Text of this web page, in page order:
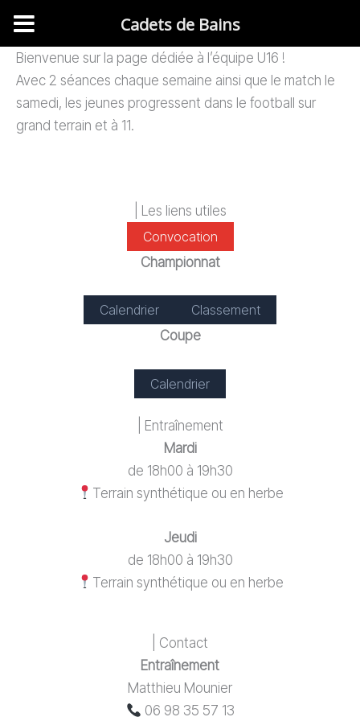
Aller
contenu
Bienvenue sur la page dédiée à l’équipe U16 !
Avec 2 séances chaque semaine ainsi que le match le
samedi, les jeunes progressent dans le football sur
grand terrain et à 11.
| Les liens utiles
Convocation
Championnat
Calendrier
Classement
Coupe
Calendrier
| Entraînement
Mardi
de 18h00 à 19h30
Terrain synthétique ou en herbe
Jeudi
de 18h00 à 19h30
Terrain synthétique ou en herbe
| Contact
Entraînement
Matthieu Mounier
06 98 35 57 13
Cadets de Bains